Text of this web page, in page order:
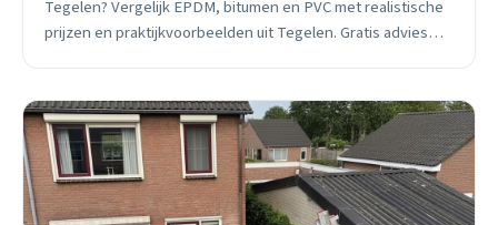
Tegelen? Vergelijk EPDM, bitumen en PVC met realistische
prijzen en praktijkvoorbeelden uit Tegelen. Gratis advies